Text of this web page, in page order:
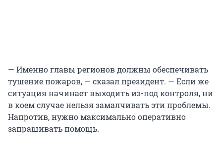
— Именно главы регионов должны обеспечивать
тушение пожаров, — сказал президент. — Если же
ситуация начинает выходить из-под контроля, ни
в коем случае нельзя замалчивать эти проблемы.
Напротив, нужно максимально оперативно
запрашивать помощь.